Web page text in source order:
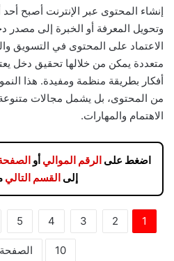
إنشاء المحتوى عبر الإنترنت أصبح
وتحويل المعرفة أو الخبرة إلى مصدر
الاعتماد على المحتوى في التسويق
متعددة يمكن من خلالها تحقيق دخل
أفكار بطريقة منظمة ومفيدة. هذا
من المحتوى، بل يشمل مجالات
الاهتمام والمهارات.
اضغط على الرقم الموالي أو الصفحة
إلى القسم التالي
1
2
3
4
5
10 الصفحة